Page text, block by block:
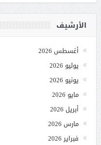
الأرشيف
أغسطس 2026
يوليو 2026
يونيو 2026
مايو 2026
أبريل 2026
مارس 2026
فبراير 2026